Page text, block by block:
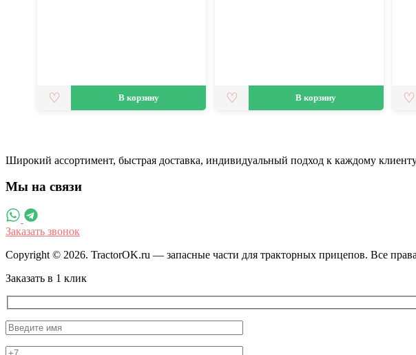
В корзину В корзину
Широкий ассортимент, быстрая доставка, индивидуальный подход к каждому
Мы на связи
Заказать звонок
Copyright © 2026. TractorOK.ru — запасные части для тракторных прицепов. Все
Заказать в 1 клик